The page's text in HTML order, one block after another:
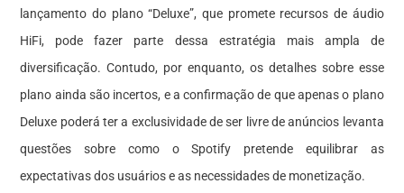
lançamento do plano “Deluxe”, que promete recursos de áudio
HiFi, pode fazer parte dessa estratégia mais ampla de
diversificação. Contudo, por enquanto, os detalhes sobre esse
plano ainda são incertos, e a confirmação de que apenas o plano
Deluxe poderá ter a exclusividade de ser livre de anúncios levanta
questões sobre como o Spotify pretende equilibrar as
expectativas dos usuários e as necessidades de monetização.